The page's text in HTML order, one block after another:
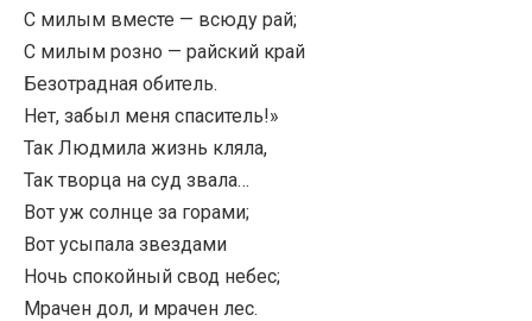
С милым вместе — всюду рай;
С милым розно — райский край
Безотрадная обитель.
Нет, забыл меня спаситель!»
Так Людмила жизнь кляла,
Так творца на суд звала…
Вот уж солнце за горами;
Вот усыпала звездами
Ночь спокойный свод небес;
Мрачен дол, и мрачен лес.